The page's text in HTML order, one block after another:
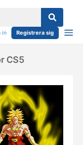
in Registrera sig
CS5